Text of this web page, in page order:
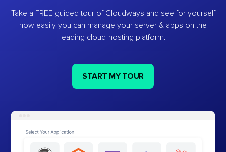
Take a FREE guided tour of Cloudways and see for yourself
how easily you can manage your server & apps on the
leading cloud-hosting platform.
START MY TOUR